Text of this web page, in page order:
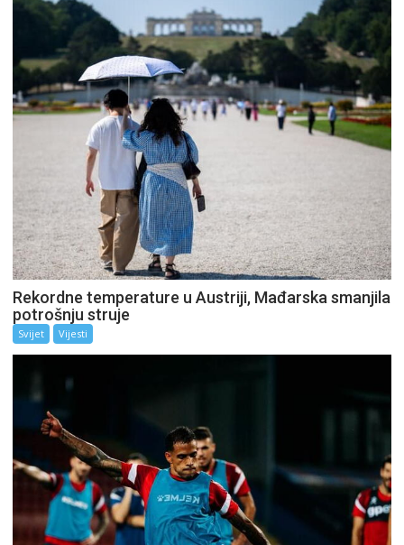
Rekordne temperature u Austriji, Mađarska smanjila
potrošnju struje
Svijet Vijesti